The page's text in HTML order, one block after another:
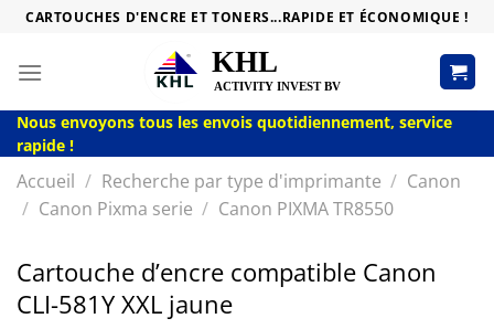
Passer
contenu
CARTOUCHES D'ENCRE ET TONERS...RAPIDE ET ÉCONOMIQUE !
Nous envoyons tous les envois quotidiennement, service
rapide !
Accueil / Recherche par type d'imprimante / Canon
/ Canon Pixma serie / Canon PIXMA TR8550
Cartouche d’encre compatible Canon
CLI-581Y XXL jaune